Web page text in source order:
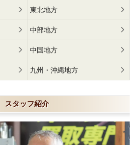
東北地方
中部地方
中国地方
九州・沖縄地方
スタッフ紹介